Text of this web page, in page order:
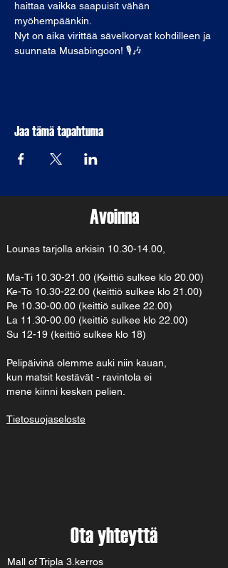
haittaa vaikka saapuisit vähän
myöhempäänkin.
Nyt on aika virittää sävelkorvat kohdilleen ja
suunnata Musabingoon! 🎙🎶
Jaa tämä tapahtuma
Avoinna
Lounas tarjolla arkisin 10.30-14.00
Ma-Ti 10.30-21.00 (Keittiö sulkee klo 20.00)
Ke-To 10.30-22.00 (keittiö sulkee klo 21.00)
Pe 10.30-00.00 (keittiö sulkee 22.00)
La 11.30-00.00 (keittiö sulkee klo 22.00)
Su 12-19 (keittiö sulkee klo 18)
Pelipäivinä olemme auki niin kauan,
kun matsit kestävät - ravintola ei
mene kiinni kesken pelien.
Tietosuojaseloste
Ota yhteyttä
Mall of Tripla 3.kerros